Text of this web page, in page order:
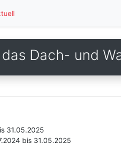
das Dach- und
31.05.2025
bis 31.05.2025